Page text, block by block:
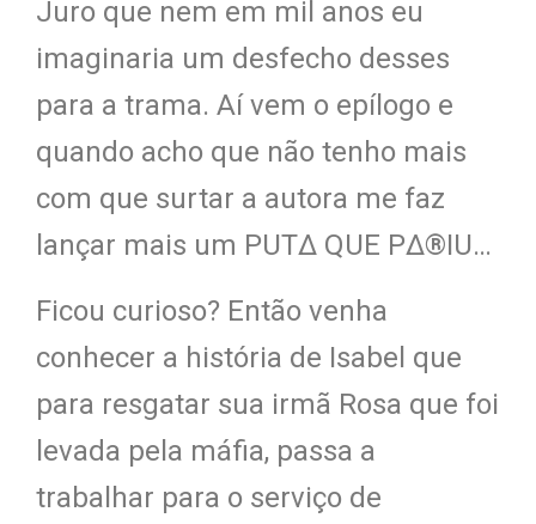
Juro que nem em mil anos eu
imaginaria um desfecho desses
para a trama. Aí vem o epílogo e
quando acho que não tenho mais
com que surtar a autora me faz
lançar mais um PUT∆ QUE P∆®IU…
Ficou curioso? Então venha
conhecer a história de Isabel que
para resgatar sua irmã Rosa que foi
levada pela máfia, passa a
trabalhar para o serviço de